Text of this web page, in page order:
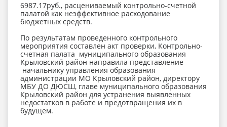
6987.17руб., расцениваемый контрольно-счетной
палатой как неэффективное расходование
бюджетных средств.
По результатам проведенного контрольного
мероприятия составлен акт проверки, Контрольно-
счетная палата муниципального образования
Крыловский район направила представление
начальнику управления образования
администрации МО Крыловский район, директору
МБУ ДО ДЮСШ, главе муниципального образования
Крыловский район для устранения выявленных
недостатков в работе и предотвращения их в
будущем.